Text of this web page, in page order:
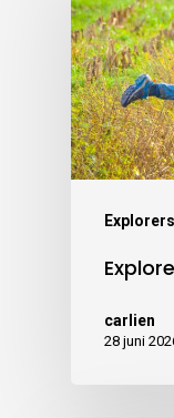
Explorers
carlien
28 juni